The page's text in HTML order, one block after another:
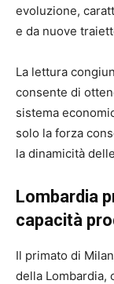
evoluzione,
e da nuove
La lettura
consente di
sistema
solo la forza
la dinamicità
Lombardia
capacità
Il primato di
della Lombardia,